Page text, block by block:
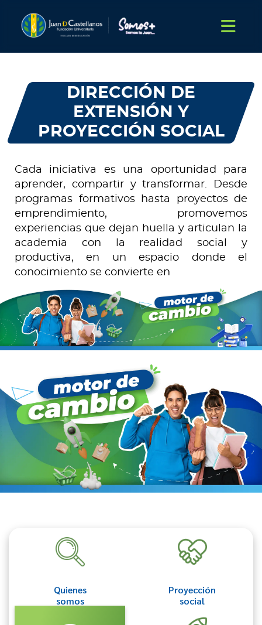
DIRECCIÓN DE
EXTENSIÓN Y
PROYECCIÓN SOCIAL
Cada iniciativa es una oportunidad para
aprender, compartir y transformar. Desde
programas formativos hasta proyectos de
emprendimiento, promovemos
experiencias que dejan huella y articulan la
academia con la realidad social y
productiva, en un espacio donde el
conocimiento se convierte en
Quienes
somos
Proyección
social